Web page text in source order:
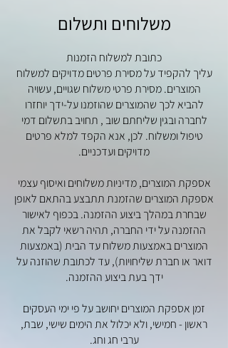
משלוחים ותשלום
כתובת למשלוח הזמנות
עליך להקפיד על מסירת פרטים מדויקים למשלוח
המוצרים. מסירת פרטי משלוח שגויים, עשויה
להביא לכך שהמוצרים שהוזמנו על-ידך יוחזרו
לחברה ובגין שליחתם שוב , תחויב בתשלום דמי
טיפול ומשלוח. לכן, אנא הקפד למלא פרטים
מדויקים ועדכניים.
אספקת המוצרים, מדיניות משלוחים ואיסוף עצמי
אספקת המוצרים שהזמנת תתבצע בהתאם לאופן
שבחרת במהלך ביצוע ההזמנה. בכפוף לאישור
ההזמנה על ידי החברה, תהיה רשאי לקבל את
המוצרים באמצעות משלוח עד הבית (באמצעות
דואר או חברת שליחויות), עד לכתובת שהוזנה על
ידך בעת ביצוע ההזמנה.
זמן אספקת המוצרים יחושב על פי ימי העסקים
ראשון - חמישי, ולא יכלול את הימים שישי, שבת,
ערבי חג וחג.